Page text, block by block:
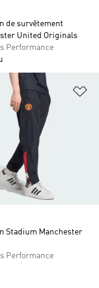
de survêtement
United Originals
Performance
Liste de produits
Stadium Manchester
Performance